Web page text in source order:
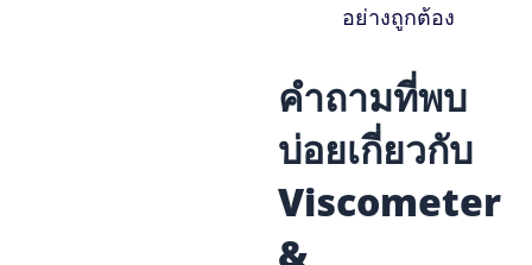
อย่างถูกต้อง
คำถามที่พบ
บ่อยเกี่ยวกับ
Viscometer
&